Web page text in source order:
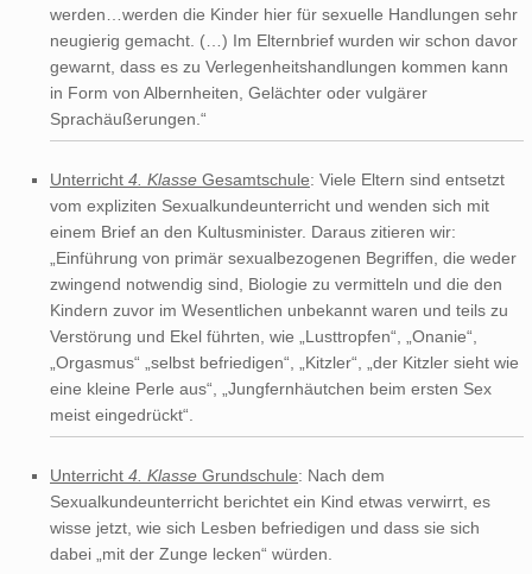
werden…werden die Kinder hier für sexuelle Handlungen sehr
neugierig gemacht. (…) Im Elternbrief wurden wir schon davor
gewarnt, dass es zu Verlegenheitshandlungen kommen kann
in Form von Albernheiten, Gelächter oder vulgärer
Sprachäußerungen.“
Unterricht 4. Klasse Gesamtschule: Viele Eltern sind entsetzt
vom expliziten Sexualkundeunterricht und wenden sich mit
einem Brief an den Kultusminister. Daraus zitieren wir:
„Einführung von primär sexualbezogenen Begriffen, die weder
zwingend notwendig sind, Biologie zu vermitteln und die den
Kindern zuvor im Wesentlichen unbekannt waren und teils zu
Verstörung und Ekel führten, wie „Lusttropfen“, „Onanie“,
„Orgasmus“ „selbst befriedigen“, „Kitzler“, „der Kitzler sieht wie
eine kleine Perle aus“, „Jungfernhäutchen beim ersten Sex
meist eingedrückt“.
Unterricht 4. Klasse Grundschule: Nach dem
Sexualkundeunterricht berichtet ein Kind etwas verwirrt, es
wisse jetzt, wie sich Lesben befriedigen und dass sie sich
dabei „mit der Zunge lecken“ würden.